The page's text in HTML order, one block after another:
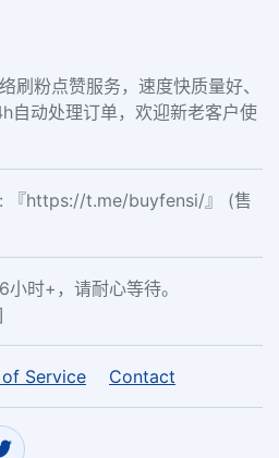
刷粉点赞服务，速度快质量好、
自动处理订单，欢迎新老客户使
『https://t.me/buyfensi/』 (售
时+，请耐心等待。
Service Contact